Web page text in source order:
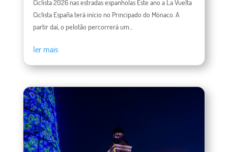
Ciclista 2026 nas estradas espanholas Este ano a La Vuelta
Ciclista España terá início no Principado do Mónaco. A
partir daí, o pelotão percorrerá um...
ler mais